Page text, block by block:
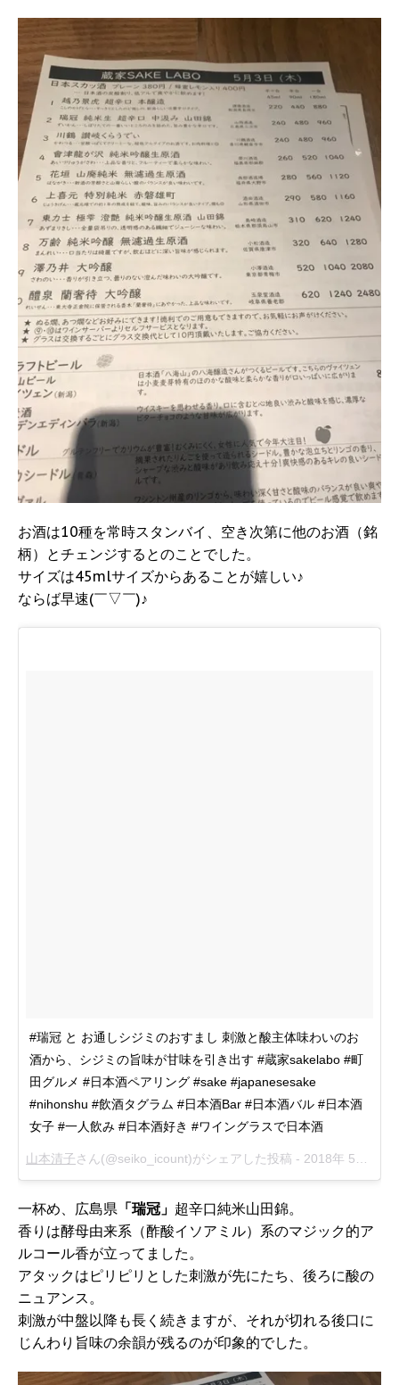
お酒は10種を常時スタンバイ、空き次第に他のお酒（銘
柄）とチェンジするとのことでした。
サイズは45mlサイズからあることが嬉しい♪
ならば早速(￣▽￣)♪
#瑞冠 と お通しシジミのおすまし 刺激と酸主体味わいのお
酒から、シジミの旨味が甘味を引き出す #蔵家sakelabo #町
田グルメ #日本酒ペアリング #sake #japanesesake
#nihonshu #飲酒タグラム #日本酒Bar #日本酒バル #日本酒
女子 #一人飲み #日本酒好き #ワイングラスで日本酒
山本清子さん(@seiko_icount)がシェアした投稿 - 2018年 5月月5日午後9時28分PDT
一杯め、広島県 「瑞冠」 超辛口純米山田錦。
香りは酵母由来系（酢酸イソアミル）系のマジック的ア
ルコール香が立ってました。
アタックはピリピリとした刺激が先にたち、後ろに酸の
ニュアンス。
刺激が中盤以降も長く続きますが、それが切れる後口に
じんわり旨味の余韻が残るのが印象的でした。